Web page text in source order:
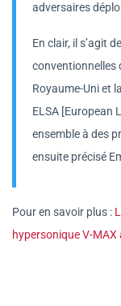
adversaires
En clair, il s’agit
conventionnelles
Royaume-Uni et
ELSA [European
ensemble à des
ensuite précisé
Pour en savoir plus :
hypersonique V-